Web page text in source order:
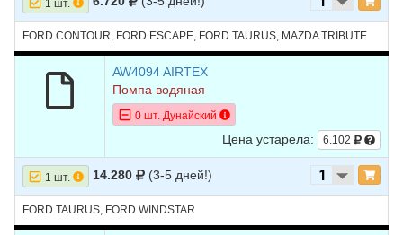
1 шт.
FORD CONTOUR, FORD ESCAPE, FORD TAURUS, MAZDA TRIBUTE
AW4094 AIRTEX
Помпа водяная
0 шт. Дунайский
Цена устарела: 6.102
1 шт. 14.280 (3-5 дней!)
FORD TAURUS, FORD WINDSTAR